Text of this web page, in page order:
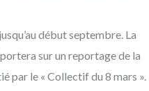
début septembre. La
sur un reportage de la
par le « Collectif du 8 mars ».